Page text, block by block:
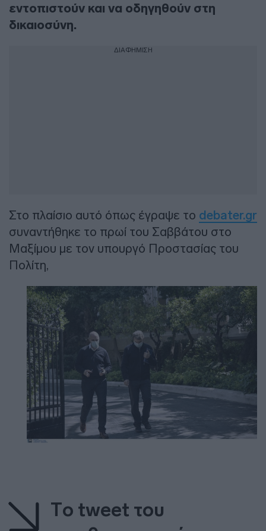
εντοπιστούν και να οδηγηθούν στη
δικαιοσύνη.
ΔΙΑΦΗΜΙΣΗ
Στο πλαίσιο αυτό όπως έγραψε το debater.gr
συναντήθηκε το πρωί του Σαββάτου στο
Μαξίμου με τον υπουργό Προστασίας του
Πολίτη,
Τo tweet του